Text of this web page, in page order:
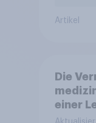
Artikel
Die
einer
in